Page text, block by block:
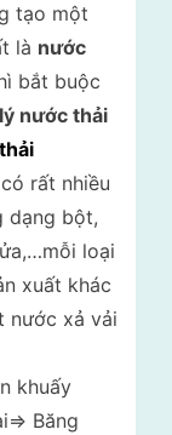
tạo một
là nước
bắt buộc
nước thải
rất nhiều
dạng bột,
loại
xuất khác
nước xả vải
khuấy
Băng